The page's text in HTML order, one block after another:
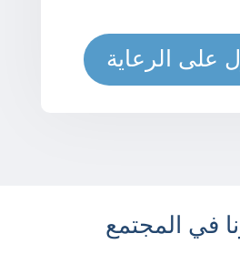
على الرعاية
في المجتمع